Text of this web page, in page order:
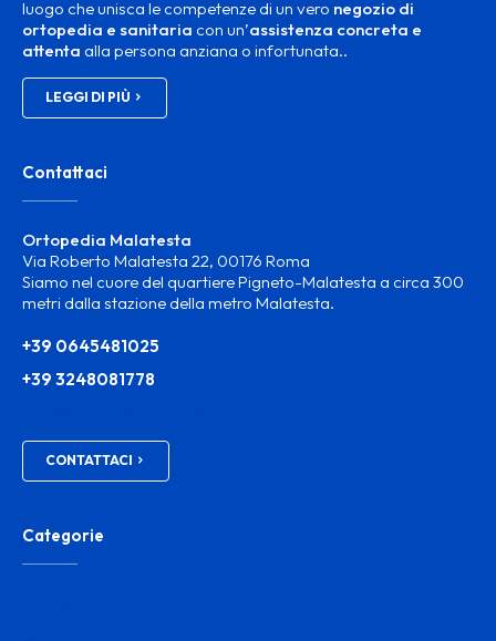
luogo che unisca le competenze di un vero negozio di
ortopedia e sanitaria con un’assistenza concreta e
attenta alla persona anziana o infortunata..
LEGGI DI PIÙ
Contattaci
Ortopedia Malatesta
Via Roberto Malatesta 22, 00176 Roma
Siamo nel cuore del quartiere Pigneto-Malatesta a circa 300
metri dalla stazione della metro Malatesta.
+39 0645481025
+39 3248081778
CONTATTACI
Categorie